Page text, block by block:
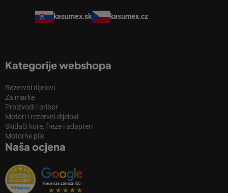
kasumex.sk kasumex.cz
Kategorije webshopa
Rezervni dijelovi
Za marke
Proizvodi i pribor
Motori i rezervni dijelovi
Skidači kore, freze i adapteri
Motorne pile
Naša ocjena